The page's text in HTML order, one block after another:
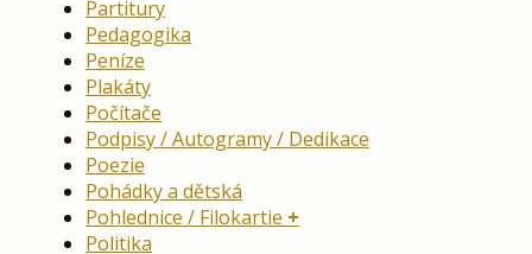
Partitury
Pedagogika
Peníze
Plakáty
Počítače
Podpisy / Autogramy / Dedikace
Poezie
Pohádky a dětská
Pohlednice / Filokartie
Politika